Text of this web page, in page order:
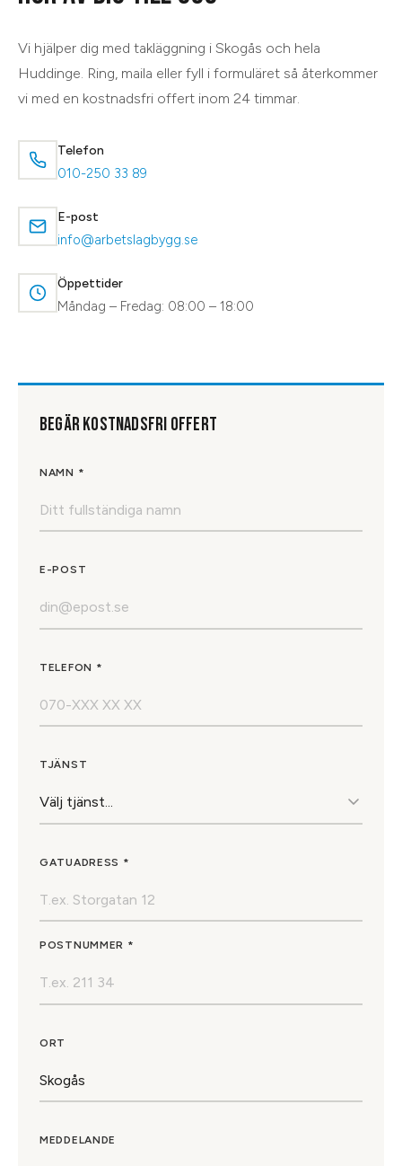
Vi hjälper dig med takläggning i Skogås och hela
Huddinge . Ring, maila eller fyll i formuläret så återkommer
vi med en kostnadsfri offert inom 24 timmar.
Telefon
010-250 33 89
E-post
info@arbetslagbygg.se
Öppettider
Måndag – Fredag: 08:00 – 18:00
BEGÄR KOSTNADSFRI OFFERT
NAMN *
E-POST
TELEFON *
TJÄNST
GATUADRESS *
POSTNUMMER *
ORT
MEDDELANDE